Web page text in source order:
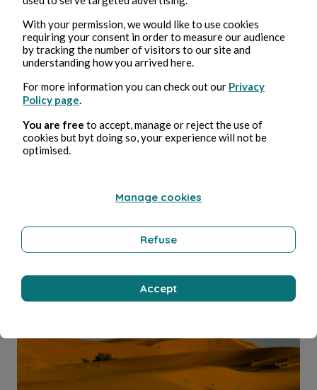
Bernard Ducosson
Colimaçon
With your permission, we would like to use cookies
requiring your consent in order to measure our audience
by tracking the number of visitors to our site and
understanding how you arrived here.
For more information you can check out our Privacy
Policy page
You are free to accept, manage or reject the use of
cookies but byt doing so, your experience will not be
optimised.
Manage cookies
Refuse
Accept